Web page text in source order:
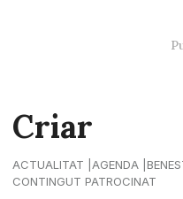
Criar
ACTUALITAT AGENDA
CONTINGUT PATROCINAT